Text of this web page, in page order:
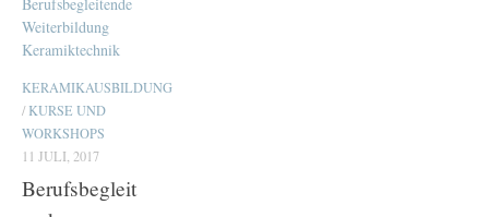
KERAMIKAUSBILDUNG
/KURSE UND
WORKSHOPS
11 JULI, 2017
Berufsbegleit